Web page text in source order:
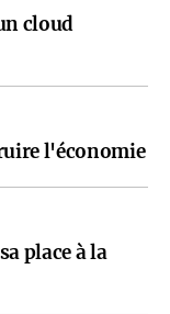
cloud
l'économie
place à la